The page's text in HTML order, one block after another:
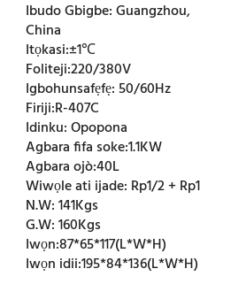
Ibudo Gbigbe:Guangzhou,
China
Itọkasi:±1℃
Foliteji:220/380V
Igbohunsafẹfẹ:50/60Hz
Firiji:R-407C
Idinku:Opopona
Agbara fifa soke:1.1KW
Agbara ojò:40L
Wiwọle ati ijade: Rp1/2 + Rp1
N.W:141Kgs
G.W:160Kgs
Iwọn:87*65*117(L*W*H)
Iwọn idii:195*84*136(L*W*H)